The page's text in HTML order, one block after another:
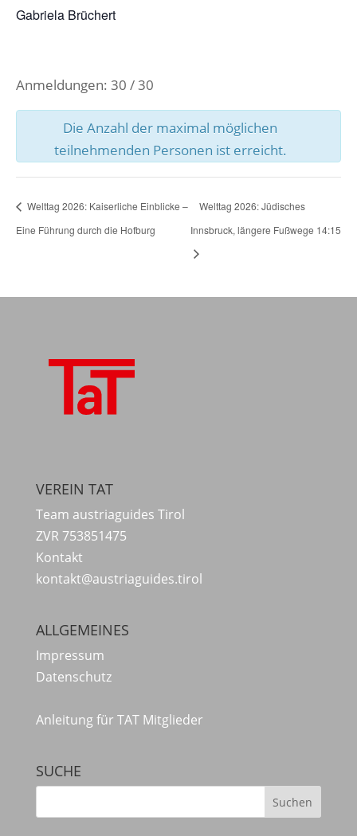
Gabriela Brüchert
Anmeldungen: 30 / 30
Die Anzahl der maximal möglichen
teilnehmenden Personen ist erreicht.
Welttag 2026: Kaiserliche Einblicke –
Eine Führung durch die Hofburg
Welttag 2026: Jüdisches
Innsbruck, längere Fußwege 14:15
VEREIN TAT
Team austriaguides Tirol
ZVR 753851475
Kontakt
kontakt@austriaguides.tirol
ALLGEMEINES
Impressum
Datenschutz
Anleitung für TAT Mitglieder
SUCHE